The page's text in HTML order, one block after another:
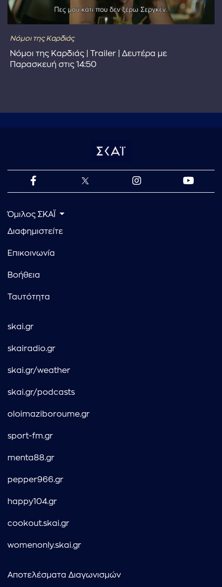
Νόμοι της Καρδιάς
Νόμοι της Καρδιάς | Trailer | Δευτέρα με
Παρασκευή στις 14:50
Όμιλος ΣΚΑΪ
Διαφημιστείτε
Επικοινωνία
Βοήθεια
Ταυτότητα
skai.gr
skairadio.gr
skai.gr/weather
skai.gr/podcasts
oloimaziboroume.gr
sport-fm.gr
menta88.gr
pepper966.gr
happy104.gr
cookout.skai.gr
womenonly.skai.gr
Αποτελέσματα Διαγωνισμών